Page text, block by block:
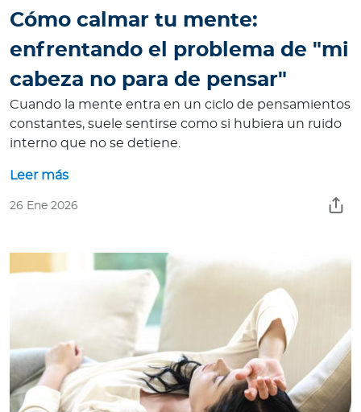
Cómo calmar tu mente:
enfrentando el problema de "mi
cabeza no para de pensar"
Cuando la mente entra en un ciclo de pensamientos
constantes, suele sentirse como si hubiera un ruido
interno que no se detiene.
Leer más
26 Ene 2026